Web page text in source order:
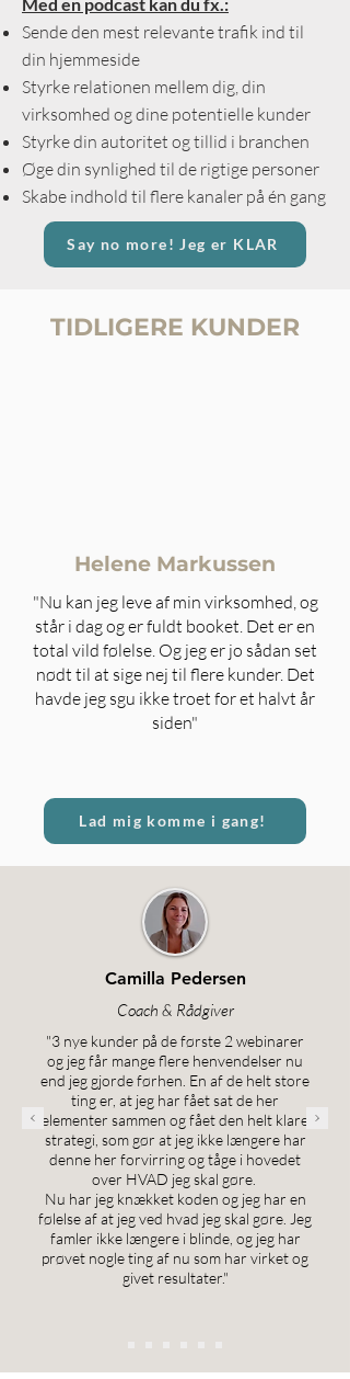
Sende den mest relevante trafik ind til
din hjemmeside
Styrke relationen mellem dig, din
virksomhed og dine potentielle kunder
Styrke din autoritet og tillid i branchen
Øge din synlighed til de rigtige personer
Skabe indhold til flere kanaler på én gang
Say no more! Jeg er KLAR
TIDLIGERE KUNDER
Helene Markussen
"Nu kan jeg leve af min virksomhed, og
står i dag og er fuldt booket. Det er en
total vild følelse. Og jeg er jo sådan set
nødt til at sige nej til flere kunder. Det
havde jeg sgu ikke troet for et halvt år
siden"
Lad mig komme i gang!
Camilla Pedersen
Coach & Rådgiver
"3 nye kunder på de første 2 webinarer
og jeg får mange flere henvendelser nu
end jeg gjorde førhen. En af de helt store
ting er, at jeg har fået sat de her
elementer sammen og fået den helt klare
strategi, som gør at jeg ikke længere har
denne her forvirring og tåge i hovedet
over HVAD jeg skal gøre.
Nu har jeg knækket koden og jeg har en
følelse af at jeg ved hvad jeg skal gøre. Jeg
famler ikke længere i blinde, og jeg har
prøvet nogle ting af nu som har virket og
givet resultater."